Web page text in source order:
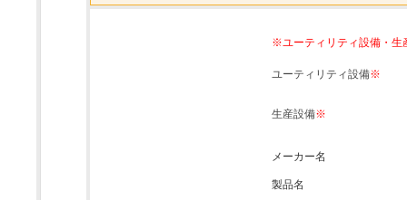
※ユーティリティ設備・生
ユーティリティ設備※
生産設備※
メーカー名
製品名